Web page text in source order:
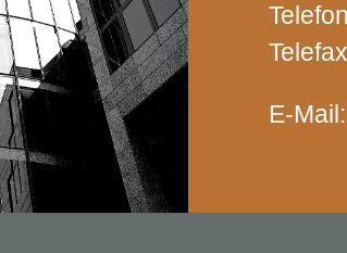
E‑Mail: